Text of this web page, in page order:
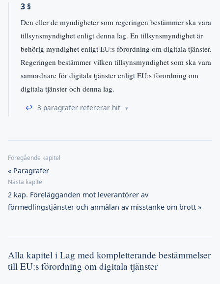
3 §
Den eller de myndigheter som regeringen bestämmer ska vara
tillsynsmyndighet enligt denna lag. En tillsynsmyndighet är
behörig myndighet enligt EU:s förordning om digitala tjänster.
Regeringen bestämmer vilken tillsynsmyndighet som ska vara
samordnare för digitala tjänster enligt EU:s förordning om
digitala tjänster och denna lag.
↩ 3 paragrafer refererar hit
« Paragrafer
2 kap. Förelägganden mot leverantörer av
förmedlingstjänster och anmälan av misstanke om brott »
Alla kapitel i Lag med kompletterande bestämmelser
till EU:s förordning om digitala tjänster